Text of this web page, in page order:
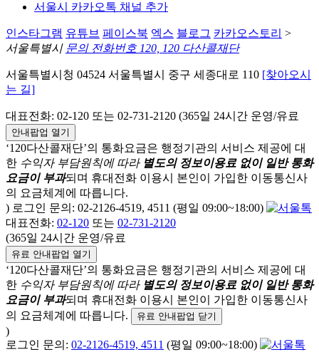
서울시 카카오톡 채널 추가
인스타그램 유튜브 페이스북 엑스 블로그 카카오스토리 >
서울특별시 문의 전화번호 120, 120 다산콜재단
서울특별시청 04524 서울특별시 중구 세종대로 110 [찾아오시
는 길]
대표전화: 02-120 또는 02-731-2120 (365일 24시간 운영/유료
안내팝업 열기
‘120다산콜재단’의 통화요금은 행정기관의 서비스 제공에 대
한 수익자 부담원칙에 따라 별도의 정보이용료 없이 일반 통화
요금이 부과되며 휴대전화 이용시 본인이 가입한 이동통신사
의 요금체계에 따릅니다.
) 로그인 문의: 02-2126-4519, 4511 (평일 09:00~18:00)
대표전화: 02-120 또는 02-731-2120
(365일 24시간 운영/유료
유료 안내팝업 열기
‘120다산콜재단’의 통화요금은 행정기관의 서비스 제공에 대
한 수익자 부담원칙에 따라 별도의 정보이용료 없이 일반 통화
요금이 부과되며 휴대전화 이용시 본인이 가입한 이동통신사
의 요금체계에 따릅니다.
유료 안내팝업 닫기
)
로그인 문의: 02-2126-4519, 4511 (평일 09:00~18:00)